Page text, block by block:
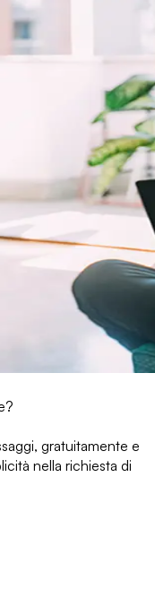
gratuitamente e
nella richiesta di